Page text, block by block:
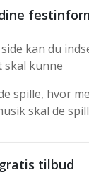
dine
kan du
skal kunne
spille, hvor
skal de
tilbud